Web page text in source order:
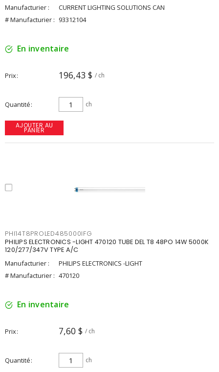
Manufacturier :
CURRENT LIGHTING SOLUTIONS CAN
# Manufacturier : 93312104
En inventaire
Prix 196,43 $ / ch
Quantité ch
AJOUTER AU
PANIER
PHI14T8PROLED485000IFG
PHILIPS ELECTRONICS -LIGHT 470120 TUBE DEL T8 48PO 14W 5000K
120/277/347V TYPE A/C
Manufacturier :
PHILIPS ELECTRONICS -LIGHT
# Manufacturier : 470120
En inventaire
Prix 7,60 $ / ch
Quantité ch